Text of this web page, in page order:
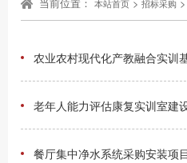
本站首页 招标采购